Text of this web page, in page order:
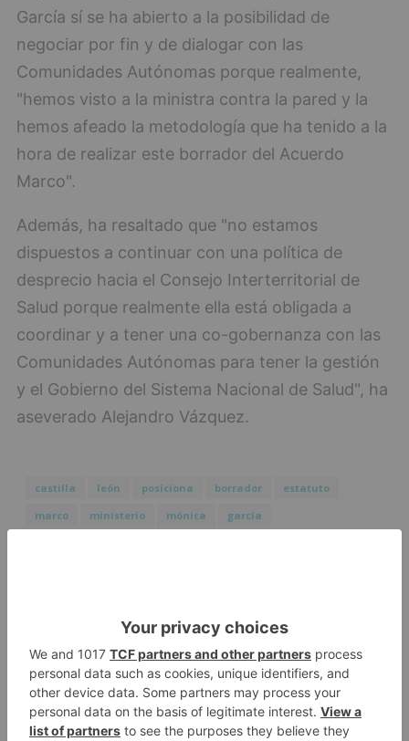
García sí se ha abierto a la posibilidad de
negociar por fin y de dialogar con las
Comunidades Autónomas porque realmente,
"hemos visto a la ministra contra la pared y la
hemos afeado la metodología que ha tenido a la
hora de realizar este borrador del Acuerdo
Marco".
Además, ha resaltado que "no estamos
dispuestos a continuar con una política de
desprecio hacia el Consejo Interterritorial de
Salud porque realmente ella está obligada a
coordinar y a tener una co-gobernanza con las
Comunidades Autónomas para tener la gestión
y el Gobierno del Sistema Nacional de Salud", ha
aseverado Alejandro Vázquez.
castilla león posiciona borrador
estatuto
marco
ministerio mónica garcía
1
Matthew Brennan conquista el
Castillo y se viste de líder en el
estreno de la Vuelta a Burgos
2
Un incendio intencionado